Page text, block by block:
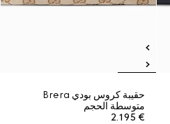
حقيبة كروس بودي Brera
متوسطة الحجم
€ 2.195